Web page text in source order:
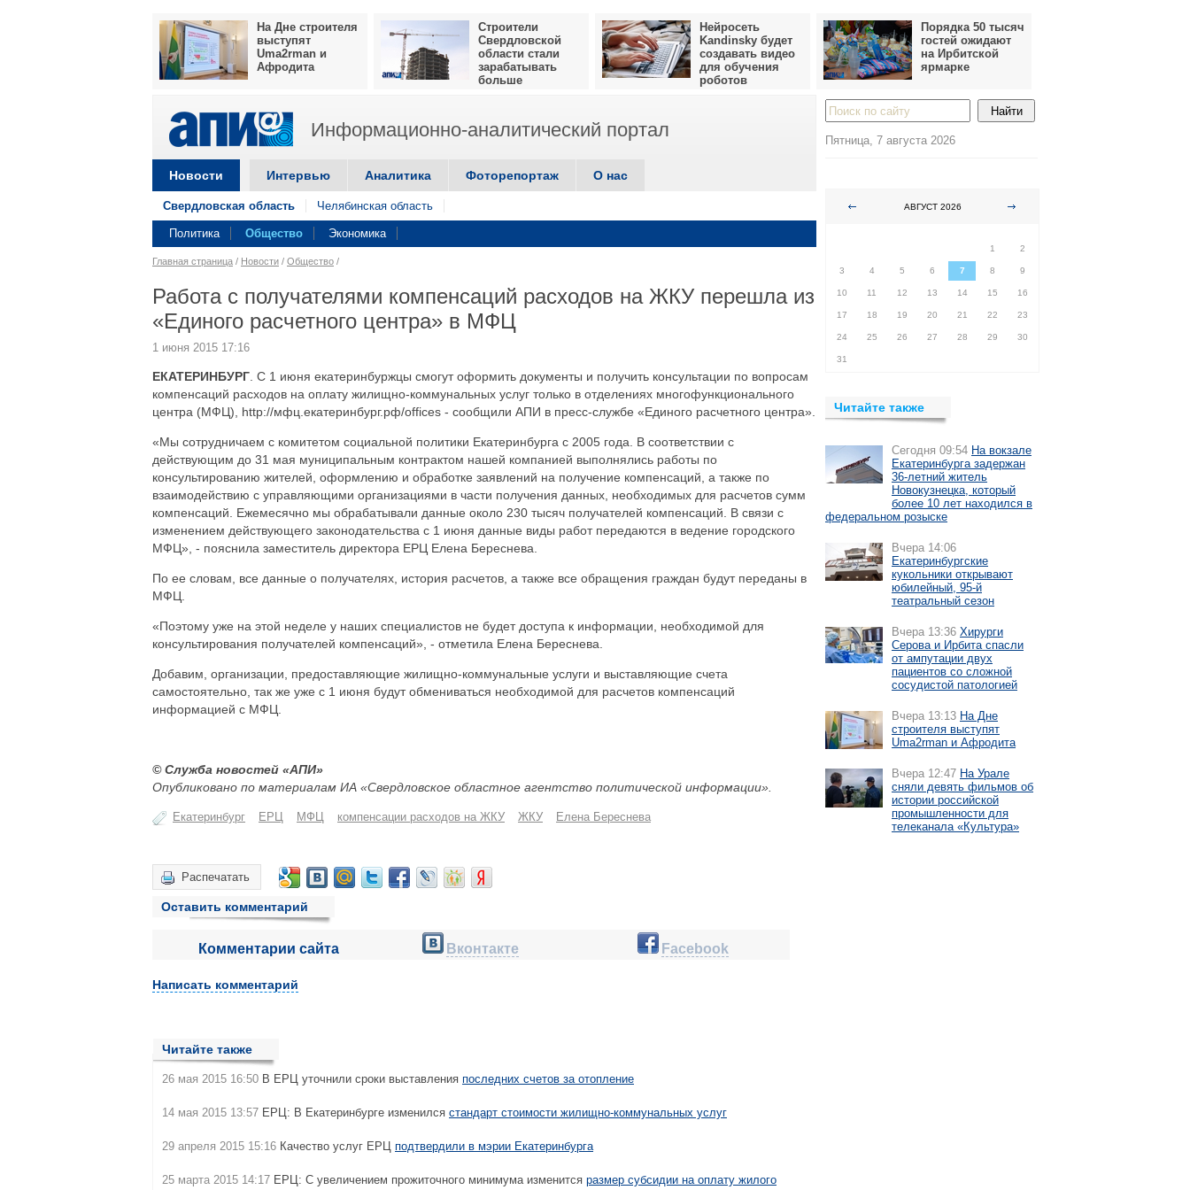
На Дне строителя
выступят
Uma2rman и
Афродита
Строители
Свердловской
области стали
зарабатывать
больше
Нейросеть
Kandinsky будет
создавать видео
для обучения
роботов
Порядка 50 тысяч
гостей ожидают
на Ирбитской
ярмарке
Информационно-аналитический портал
Новости Интервью Аналитика Фоторепортаж О нас
Свердловская область Челябинская область
Политика Общество Экономика
Главная страница / Новости / Общество /
Работа с получателями компенсаций расходов на ЖКУ перешла из
«Единого расчетного центра» в МФЦ
1 июня 2015 17:16
ЕКАТЕРИНБУРГ . С 1 июня екатеринбуржцы смогут оформить документы и получить консультации по вопросам
компенсаций расходов на оплату жилищно-коммунальных услуг только в отделениях многофункционального
центра (МФЦ), http://мфц.екатеринбург.рф/offices - сообщили АПИ в пресс-службе «Единого расчетного центра».
«Мы сотрудничаем с комитетом социальной политики Екатеринбурга с 2005 года. В соответствии с
действующим до 31 мая муниципальным контрактом нашей компанией выполнялись работы по
консультированию жителей, оформлению и обработке заявлений на получение компенсаций, а также по
взаимодействию с управляющими организациями в части получения данных, необходимых для расчетов сумм
компенсаций. Ежемесячно мы обрабатывали данные около 230 тысяч получателей компенсаций. В связи с
изменением действующего законодательства с 1 июня данные виды работ передаются в ведение городского
МФЦ», - пояснила заместитель директора ЕРЦ Елена Береснева.
По ее словам, все данные о получателях, история расчетов, а также все обращения граждан будут переданы в
МФЦ.
«Поэтому уже на этой неделе у наших специалистов не будет доступа к информации, необходимой для
консультирования получателей компенсаций», - отметила Елена Береснева.
Добавим, организации, предоставляющие жилищно-коммунальные услуги и выставляющие счета
самостоятельно, так же уже с 1 июня будут обмениваться необходимой для расчетов компенсаций
информацией с МФЦ.
© Служба новостей «АПИ»
Опубликовано по материалам ИА «Свердловское областное агентство политической информации».
Екатеринбург ЕРЦ МФЦ компенсации расходов на ЖКУ ЖКУ Елена Береснева
Распечатать
Оставить комментарий
Комментарии сайта Вконтакте Facebook
Написать комментарий
Читайте также
26 мая 2015 16:50 В ЕРЦ уточнили сроки выставления последних счетов за отопление
14 мая 2015 13:57 ЕРЦ: В Екатеринбурге изменился стандарт стоимости жилищно-коммунальных услуг
29 апреля 2015 15:16 Качество услуг ЕРЦ подтвердили в мэрии Екатеринбурга
25 марта 2015 14:17 ЕРЦ: C увеличением прожиточного минимума изменится размер субсидии на оплату жилого
Пятница, 7 августа 2026
АВГУСТ 2026
1
2
3 4 5 6 7 8 9
10 11 12 13 14 15 16
17 18 19 20 21 22 23
24 25 26 27 28 29 30
31
Читайте также
Сегодня 09:54 На вокзале
Екатеринбурга задержан
36-летний житель
Новокузнецка, который
более 10 лет находился в
федеральном розыске
Вчера 14:06
Екатеринбургские
кукольники открывают
юбилейный, 95-й
театральный сезон
Вчера 13:36 Хирурги
Серова и Ирбита спасли
от ампутации двух
пациентов со сложной
сосудистой патологией
Вчера 13:13 На Дне
строителя выступят
Uma2rman и Афродита
Вчера 12:47 На Урале
сняли девять фильмов об
истории российской
промышленности для
телеканала «Культура»